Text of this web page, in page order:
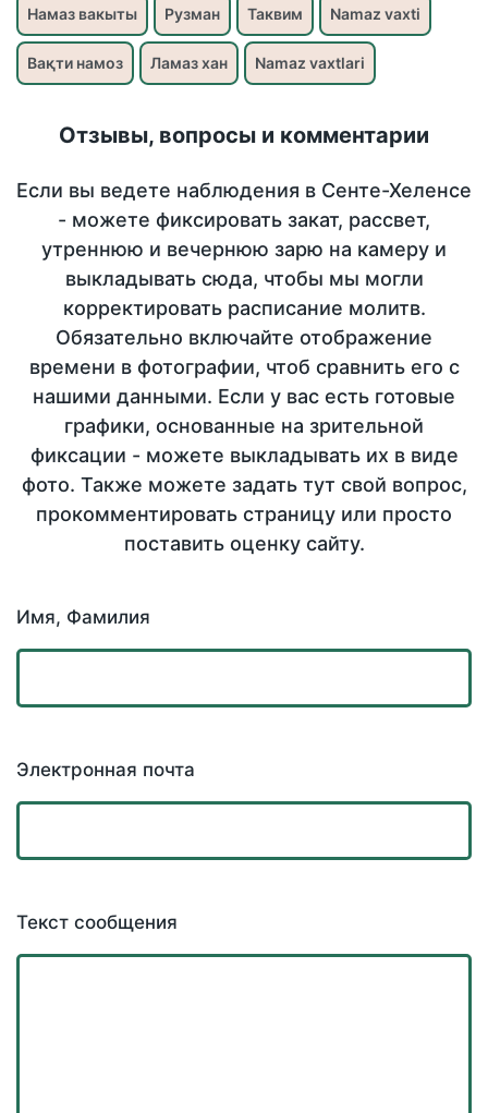
Намаз вакыты Рузман Таквим Namaz vaxti
Вақти намоз Ламаз хан Namaz vaxtlari
Отзывы, вопросы и комментарии
Если вы ведете наблюдения в Сенте-Хеленсе
- можете фиксировать закат, рассвет,
утреннюю и вечернюю зарю на камеру и
выкладывать сюда, чтобы мы могли
корректировать расписание молитв.
Обязательно включайте отображение
времени в фотографии, чтоб сравнить его с
нашими данными. Если у вас есть готовые
графики, основанные на зрительной
фиксации - можете выкладывать их в виде
фото. Также можете задать тут свой вопрос,
прокомментировать страницу или просто
поставить оценку сайту.
Имя, Фамилия
Электронная почта
Текст сообщения